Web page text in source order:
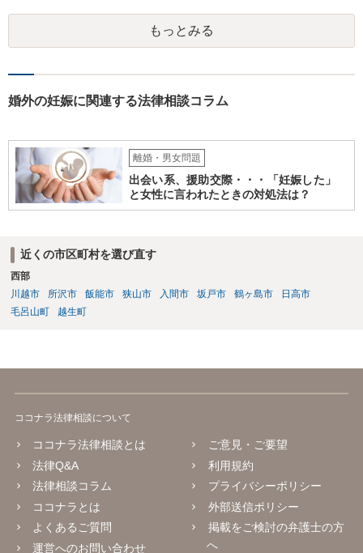
もっとみる
婚外の妊娠に関連する法律相談コラム
離婚・男女問題
出会い系、援助交際・・・「妊娠した」
と女性に言われたときの対処法は？
近くの市区町村を選び直す
西部
川越市
所沢市 飯能市 狭山市 入間市 坂戸市 鶴ヶ島市
日高市
毛呂山町
越生町
ココナラ法律相談について
ココナラ法律相談とは
法律Q&A
法律相談コラム
ココナラとは
よくあるご質問
運営へのお問い合わせ
ご意見・ご要望
利用規約
プライバシーポリシー
外部送信ポリシー
掲載をご検討の弁護士の方
へ